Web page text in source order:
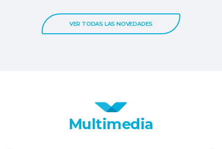
VER TODAS LAS NOVEDADES
Multimedia